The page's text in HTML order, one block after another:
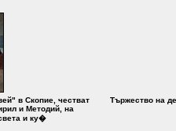
в Скопие, честват
и Методий, на
и ку�
Тържество на